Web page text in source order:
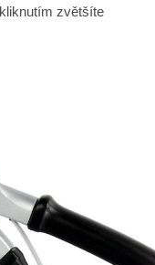
kliknutím zvětšíte